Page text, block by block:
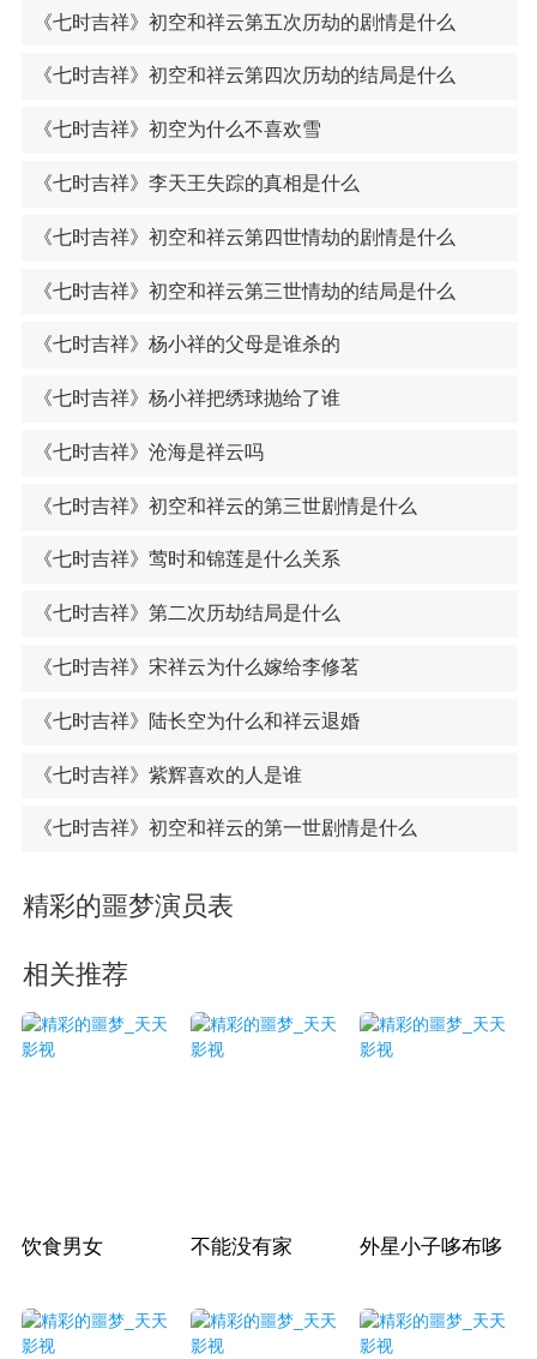
《七时吉祥》初空和祥云第五次历劫的剧情是什么
《七时吉祥》初空和祥云第四次历劫的结局是什么
《七时吉祥》初空为什么不喜欢雪
《七时吉祥》李天王失踪的真相是什么
《七时吉祥》初空和祥云第四世情劫的剧情是什么
《七时吉祥》初空和祥云第三世情劫的结局是什么
《七时吉祥》杨小祥的父母是谁杀的
《七时吉祥》杨小祥把绣球抛给了谁
《七时吉祥》沧海是祥云吗
《七时吉祥》初空和祥云的第三世剧情是什么
《七时吉祥》莺时和锦莲是什么关系
《七时吉祥》第二次历劫结局是什么
《七时吉祥》宋祥云为什么嫁给李修茗
《七时吉祥》陆长空为什么和祥云退婚
《七时吉祥》紫辉喜欢的人是谁
《七时吉祥》初空和祥云的第一世剧情是什么
精彩的噩梦演员表
相关推荐
饮食男女 不能没有家 外星小子哆布哆